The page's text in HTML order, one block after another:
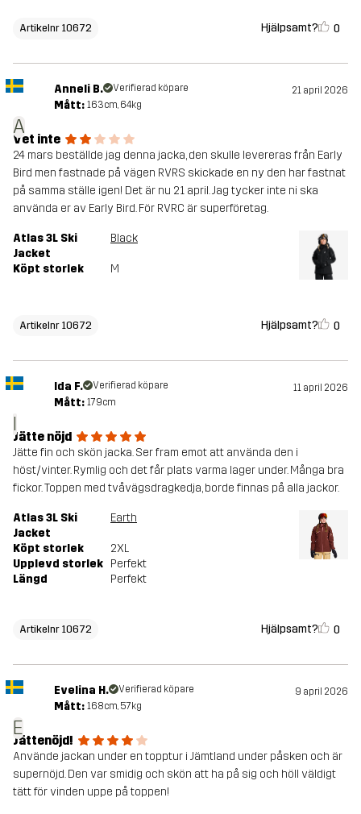
Artikelnr 10672 Hjälpsamt? 0
A
Anneli B. Verifierad köpare 21 april 2026
Mått: 163cm, 64kg
Vet inte
24 mars beställde jag denna jacka, den skulle levereras från Early
Bird men fastnade på vägen RVRS skickade en ny den har fastnat
på samma ställe igen! Det är nu 21 april. Jag tycker inte ni ska
använda er av Early Bird. För RVRC är superföretag.
Atlas 3L Ski
Jacket
Black
Köpt storlek M
Artikelnr 10672 Hjälpsamt? 0
I
Ida F. Verifierad köpare 11 april 2026
Mått: 179cm
Jätte nöjd
Jätte fin och skön jacka. Ser fram emot att använda den i
höst/vinter. Rymlig och det får plats varma lager under. Många bra
fickor. Toppen med tvåvägsdragkedja, borde finnas på alla jackor.
Atlas 3L Ski
Jacket
Earth
Köpt storlek
2XL
Upplevd storlek Perfekt
Längd
Perfekt
Artikelnr 10672 Hjälpsamt? 0
E
Evelina H. Verifierad köpare 9 april 2026
Mått: 168cm, 57kg
Jättenöjd!
Använde jackan under en topptur i Jämtland under påsken och är
supernöjd. Den var smidig och skön att ha på sig och höll väldigt
tätt för vinden uppe på toppen!